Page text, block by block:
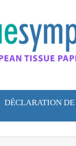
DÉCLARATION DE